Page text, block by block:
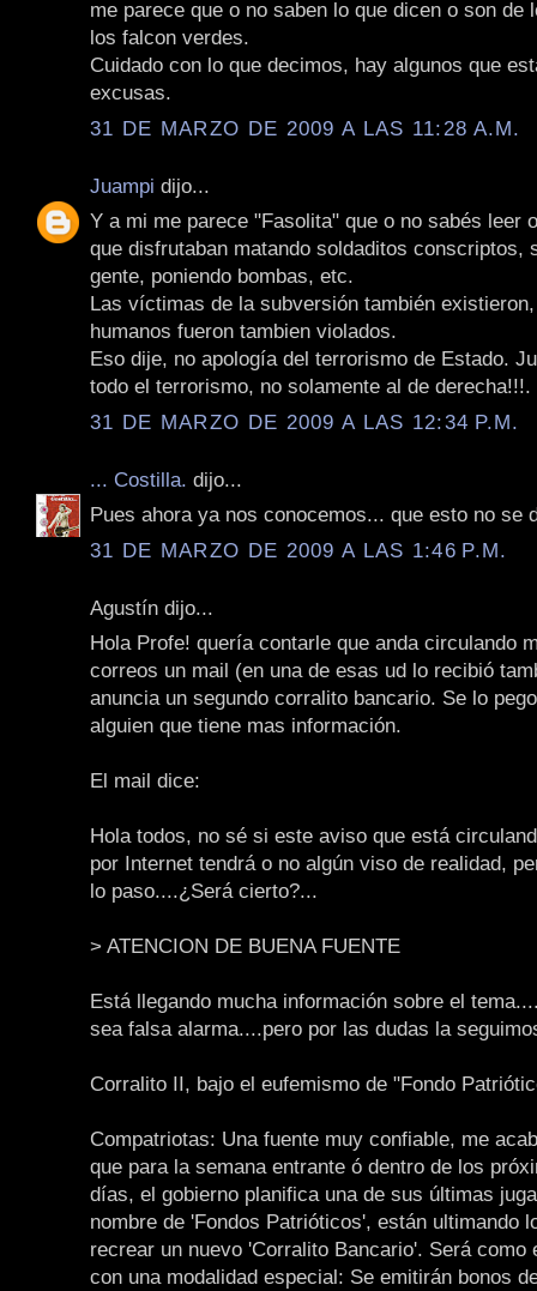
me parece que o no saben lo que dicen o son de
los falcon verdes.
Cuidado con lo que decimos, hay algunos que
excusas.
31 DE MARZO DE 2009 A LAS 11:28 A.M.
Juampi dijo...
Y a mi me parece "Fasolita" que o no sabés leer
que disfrutaban matando soldaditos conscriptos,
gente, poniendo bombas, etc.
Las víctimas de la subversión también
humanos fueron tambien violados.
Eso dije, no apología del terrorismo de Estado.
todo el terrorismo, no solamente al de derecha!!!.
31 DE MARZO DE 2009 A LAS 12:34 P.M.
... Costilla. dijo...
Pues ahora ya nos conocemos... que esto no se
31 DE MARZO DE 2009 A LAS 1:46 P.M.
Agustín dijo...
Hola Profe! quería contarle que anda circulando
correos un mail (en una de esas ud lo recibió
anuncia un segundo corralito bancario. Se lo
alguien que tiene mas información.
El mail dice:
Hola todos, no sé si este aviso que está
por Internet tendrá o no algún viso de realidad,
lo paso....¿Será cierto?...
> ATENCION DE BUENA FUENTE
Está llegando mucha información sobre el
sea falsa alarma....pero por las dudas la
Corralito II, bajo el eufemismo de "Fondo
Compatriotas: Una fuente muy confiable, me
que para la semana entrante ó dentro de los
días, el gobierno planifica una de sus últimas
nombre de 'Fondos Patrióticos', están ultimando
recrear un nuevo 'Corralito Bancario'. Será como
con una modalidad especial: Se emitirán bonos